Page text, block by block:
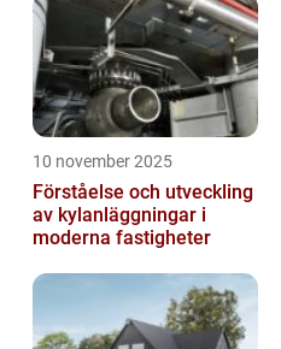
10 november 2025
Förståelse och utveckling
av kylanläggningar i
moderna fastigheter